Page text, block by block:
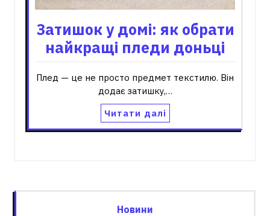
Затишок у домі: як обрати
найкращі пледи доньці
Плед — це не просто предмет текстилю. Він
додає затишку,…
Читати далі
Новини